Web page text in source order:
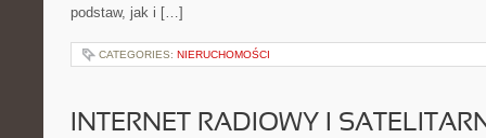
podstaw, jak i […]
CATEGORIES: NIERUCHOMOŚCI
INTERNET RADIOWY I